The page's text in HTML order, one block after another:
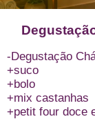
-Degustação
+suco
+bolo
+mix castanhas
+petit four doce